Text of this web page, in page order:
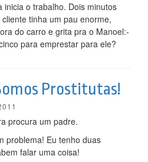
inicia o trabalho. Dois minutos
tinha um pau enorme,
do carro e grita pra o Manoel:-
para emprestar para ele?
Prostitutas!
procura um padre.
problema! Eu tenho duas
falar uma coisa!